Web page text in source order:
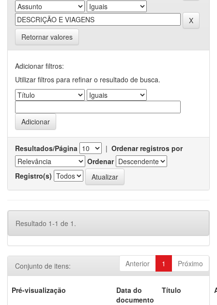
Retornar valores
Adicionar filtros:
Utilizar filtros para refinar o resultado de busca.
Resultados/Página | Ordenar registros por
Ordenar
Registro(s)
Resultado 1-1 de 1.
Anterior 1 Próximo
Conjunto de itens:
Pré-visualização
Data do
documento
Título